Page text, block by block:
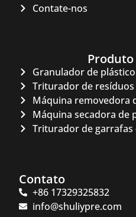
Contate-nos
Granulador de plástico
Triturador de resíduos
Máquina removedora
Máquina secadora de
Triturador de garrafas
Contato
+86 17329325832
info@shuliypre.com